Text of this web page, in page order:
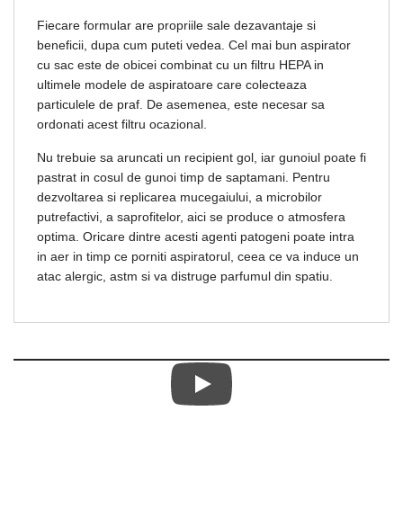
Fiecare formular are propriile sale dezavantaje si
beneficii, dupa cum puteti vedea. Cel mai bun aspirator
cu sac este de obicei combinat cu un filtru HEPA in
ultimele modele de aspiratoare care colecteaza
particulele de praf. De asemenea, este necesar sa
ordonati acest filtru ocazional.
Nu trebuie sa aruncati un recipient gol, iar gunoiul poate fi
pastrat in cosul de gunoi timp de saptamani. Pentru
dezvoltarea si replicarea mucegaiului, a microbilor
putrefactivi, a saprofitelor, aici se produce o atmosfera
optima. Oricare dintre acesti agenti patogeni poate intra
in aer in timp ce porniti aspiratorul, ceea ce va induce un
atac alergic, astm si va distruge parfumul din spatiu.